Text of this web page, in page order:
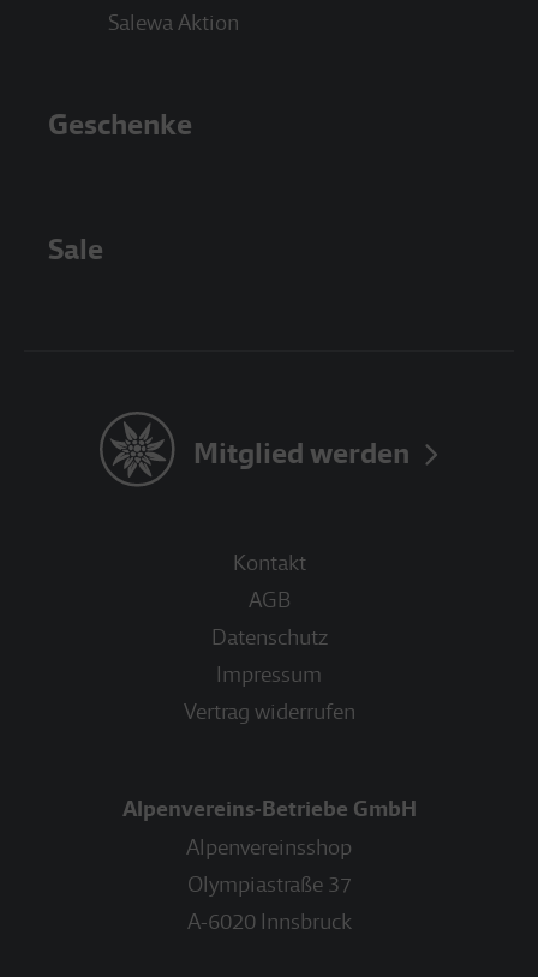
Salewa Aktion
Geschenke
Sale
Kontakt
AGB
Datenschutz
Impressum
Vertrag widerrufen
Alpenvereins-Betriebe GmbH
Alpenvereinsshop
Olympiastraße 37
A-6020 Innsbruck
Mitglied werden